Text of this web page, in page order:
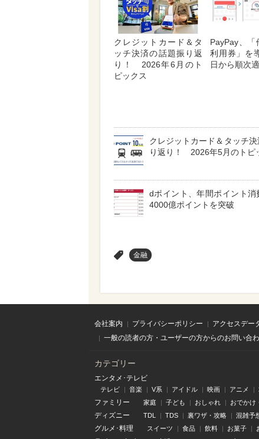
クレジットカード＆タ
ッチ決済の話題振り返
り！ 2026年6月のト
ピックス
PayPay、「
利用券」を
日から順次
クレジットカード＆タッチ
り返り！ 2026年5月のトピ
dポイント、年間ポイント消
4000億ポイントを突破
金融
会社案内 プライバシーポリシー アクセスデー
一般の読者の方・ユーザーの方からのお問い合
カテゴリー
エンタメ･テレビ
テレビ 音楽 V系 アイドル 映画 アニメ
ファミリー 家庭 子ども おしゃれ おでかけ
ディズニー TDL TDS 裏ワザ・攻略 混雑予
グルメ･料理 スイーツ 食品 飲料 お菓子